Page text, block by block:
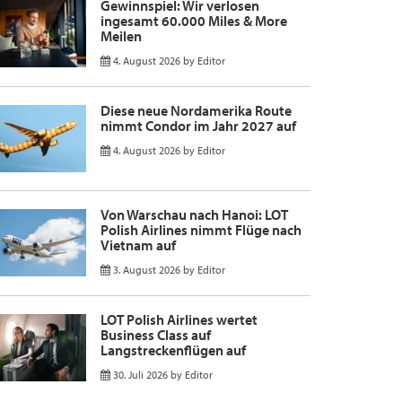
Gewinnspiel: Wir verlosen
ingesamt 60.000 Miles & More
Meilen
4. August 2026 by Editor
Diese neue Nordamerika Route
nimmt Condor im Jahr 2027 auf
4. August 2026 by Editor
Von Warschau nach Hanoi: LOT
Polish Airlines nimmt Flüge nach
Vietnam auf
3. August 2026 by Editor
LOT Polish Airlines wertet
Business Class auf
Langstreckenflügen auf
30. Juli 2026 by Editor